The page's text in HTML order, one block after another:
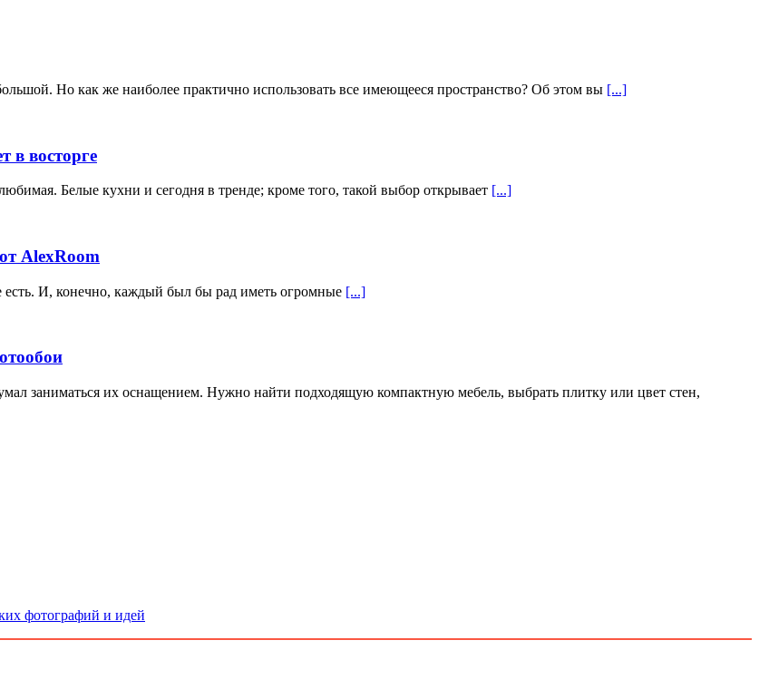
Но как же наиболее практично использовать все имеющееся пространство? Об этом вы [...]
в восторге
Белые кухни и сегодня в тренде; кроме того, такой выбор открывает [...]
AlexRoom
есть. И, конечно, каждый был бы рад иметь огромные [...]
заниматься их оснащением. Нужно найти подходящую компактную мебель, выбрать плитку или цвет стен,
фотографий и идей